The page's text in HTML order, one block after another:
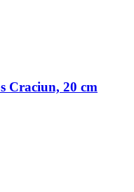
Craciun, 20 cm